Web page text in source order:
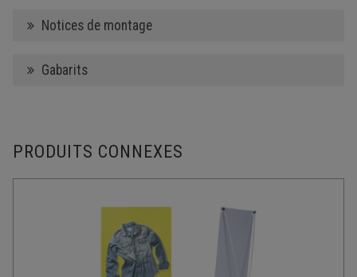
Notices de montage
Gabarits
PRODUITS CONNEXES